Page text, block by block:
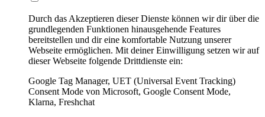
Durch das Akzeptieren dieser Dienste können wir dir über die
grundlegenden Funktionen hinausgehende Features
bereitstellen und dir eine komfortable Nutzung unserer
Webseite ermöglichen. Mit deiner Einwilligung setzen wir auf
dieser Webseite folgende Drittdienste ein:
Google Tag Manager, UET (Universal Event Tracking)
Consent Mode von Microsoft, Google Consent Mode,
Klarna, Freshchat